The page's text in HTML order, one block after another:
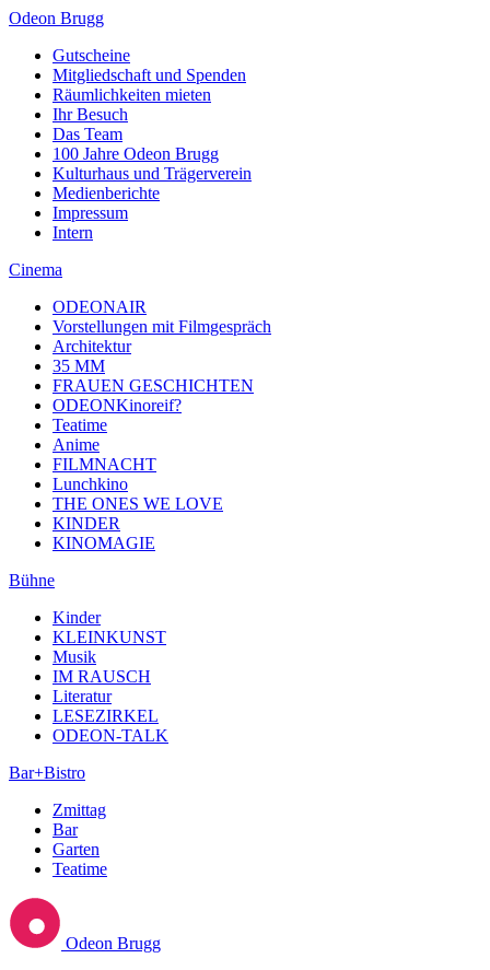
Odeon Brugg
Gutscheine
Mitgliedschaft und Spenden
Räumlichkeiten mieten
Ihr Besuch
Das Team
100 Jahre Odeon Brugg
Kulturhaus und Trägerverein
Medienberichte
Impressum
Intern
Cinema
ODEONAIR
Vorstellungen mit Filmgespräch
Architektur
35 MM
FRAUEN GESCHICHTEN
ODEONKinoreif?
Teatime
Anime
FILMNACHT
Lunchkino
THE ONES WE LOVE
KINDER
KINOMAGIE
Bühne
Kinder
KLEINKUNST
Musik
IM RAUSCH
Literatur
LESEZIRKEL
ODEON-TALK
Bar+Bistro
Zmittag
Bar
Garten
Teatime
Odeon Brugg